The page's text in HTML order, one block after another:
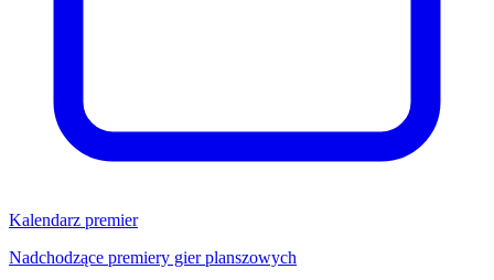
Kalendarz premier
Nadchodzące premiery gier planszowych